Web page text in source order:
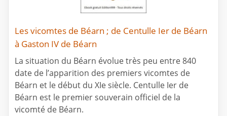
Les vicomtes de Béarn ; de Centulle Ier de Béarn
à Gaston IV de Béarn
La situation du Béarn évolue très peu entre 840
date de l’apparition des premiers vicomtes de
Béarn et le début du XIe siècle. Centulle Ier de
Béarn est le premier souverain officiel de la
vicomté de Béarn.